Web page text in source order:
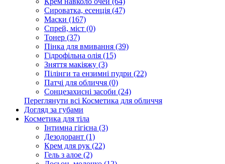
Сироватка, есенція (47)
Маски (167)
Спрей, міст (0)
Тонер (37)
Пінка для вмивання (39)
Гідрофільна олія (15)
Зняття макіяжу (3)
Пілінги та ензимні пудри (22)
Патчі для обличчя (0)
Сонцезахисні засоби (24)
Переглянути всі Косметика для обличчя
Догляд за губами
Косметика для тіла
Інтимна гігієна (3)
Дезодорант (1)
Крем для рук (22)
Гель з алое (2)